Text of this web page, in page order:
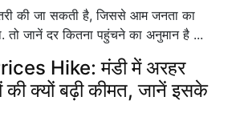
की जा सकती है, जिससे आम जनता का
तो जानें दर कितना पहुंचने का अनुमान है ...
Hike: मंडी में अरहर
क्यों बढ़ी कीमत, जानें इसके